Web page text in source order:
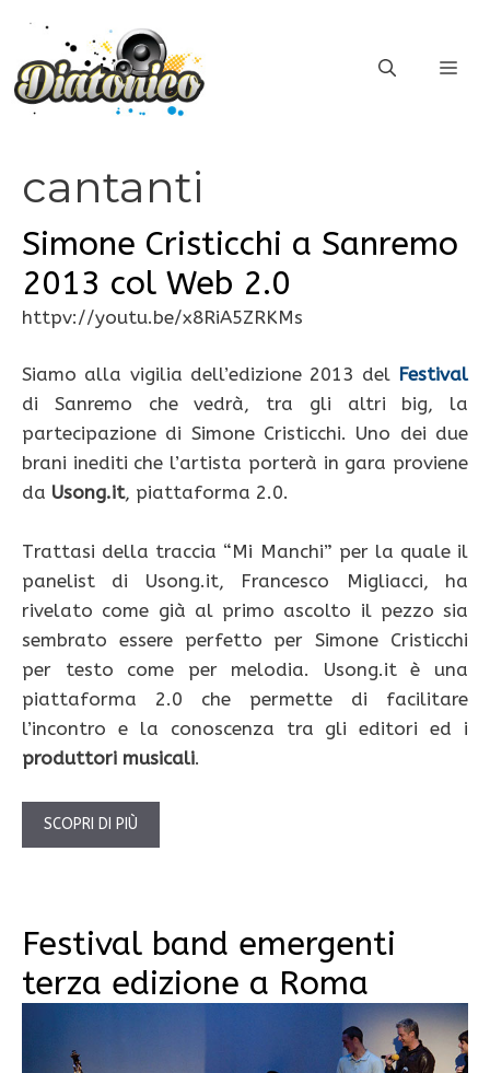
contenuto
cantanti
Simone Cristicchi a Sanremo
2013 col Web 2.0
httpv://youtu.be/x8RiA5ZRKMs
Siamo alla vigilia dell’edizione 2013 del Festival
di Sanremo che vedrà, tra gli altri big, la
partecipazione di Simone Cristicchi. Uno dei due
brani inediti che l’artista porterà in gara proviene
da Usong.it, piattaforma 2.0.
Trattasi della traccia “Mi Manchi” per la quale il
panelist di Usong.it, Francesco Migliacci, ha
rivelato come già al primo ascolto il pezzo sia
sembrato essere perfetto per Simone Cristicchi
per testo come per melodia. Usong.it è una
piattaforma 2.0 che permette di facilitare
l’incontro e la conoscenza tra gli editori ed i
produttori musicali.
SCOPRI DI PIÙ
Festival band emergenti
terza edizione a Roma